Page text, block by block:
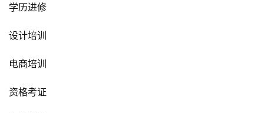
学历进修
设计培训
电商培训
资格考证